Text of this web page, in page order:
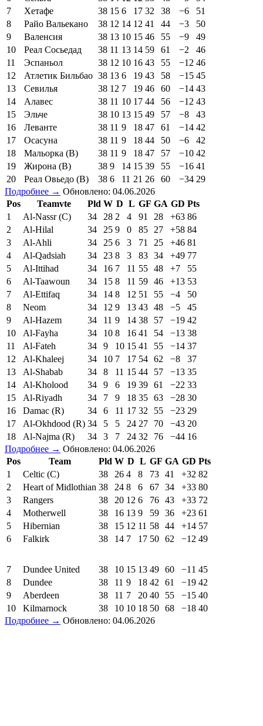
7
Хетафе 38 15 6 17 32 38 −6
51
8
Райо Вальекано 38 12 14 12 41 44 −3
50
9
Валенсия 38 13 10 15 46 55 −9
49
10
Реал Сосьедад 38 11 13 14 59 61 −2
46
11
Эспаньол 38 12 10 16 43 55 −12 46
12
Атлетик Бильбао 38 13 6 19 43 58 −15 45
13
Севилья 38 12 7 19 46 60 −14 43
14
Алавес 38 11 10 17 44 56 −12 43
15
Эльче 38 10 13 15 49 57 −8
43
16
Леванте 38 11 9 18 47 61 −14 42
17
Осасуна 38 11 9 18 44 50 −6
42
18
Мальорка (В) 38 11 9 18 47 57 −10 42
19
Жирона (В) 38 9 14 15 39 55 −16 41
20
Реал Овьедо (В) 38 6 11 21 26 60 −34 29
Подробнее → Обновлено: 04.06.2026
Pos
Teamvte Pld W D L GF GA GD Pts
1
Al-Nassr (C) 34 28 2 4 91 28 +63 86
2
Al-Hilal 34 25 9 0 85 27 +58 84
3
Al-Ahli 34 25 6 3 71 25 +46 81
4
Al-Qadsiah 34 23 8 3 83 34 +49 77
5
Al-Ittihad 34 16 7 11 55 48 +7
55
6
Al-Taawoun 34 15 8 11 59 46 +13 53
7
Al-Ettifaq 34 14 8 12 51 55 −4
50
8
Neom 34 12 9 13 43 48 −5
45
9
Al-Hazem 34 11 9 14 38 57 −19 42
10
Al-Fayha 34 10 8 16 41 54 −13 38
11
Al-Fateh 34 9 10 15 41 55 −14 37
12
Al-Khaleej 34 10 7 17 54 62 −8
37
13
Al-Shabab 34 8 11 15 44 57 −13 35
14
Al-Kholood 34 9 6 19 39 61 −22 33
15
Al-Riyadh 34 7 9 18 35 63 −28 30
16
Damac (R) 34 6 11 17 32 55 −23 29
17
Al-Okhdood (R) 34 5 5 24 27 70 −43 20
18
Al-Najma (R) 34 3 7 24 32 76 −44 16
Подробнее → Обновлено: 04.06.2026
Pos
Team Pld W D L GF GA GD Pts
1
Celtic (C) 38 26 4 8 73 41 +32 82
2
Heart of Midlothian 38 24 8 6 67 34 +33 80
3
Rangers 38 20 12 6 76 43 +33 72
4
Motherwell 38 16 13 9 59 36 +23 61
5
Hibernian 38 15 12 11 58 44 +14 57
6
Falkirk 38 14 7 17 50 62 −12 49
7 Dundee United 38 10 15 13 49 60 −11 45
8
Dundee 38 11 9 18 42 61 −19 42
9
Aberdeen 38 11 7 20 40 55 −15 40
10
Kilmarnock 38 10 10 18 50 68 −18 40
Подробнее → Обновлено: 04.06.2026